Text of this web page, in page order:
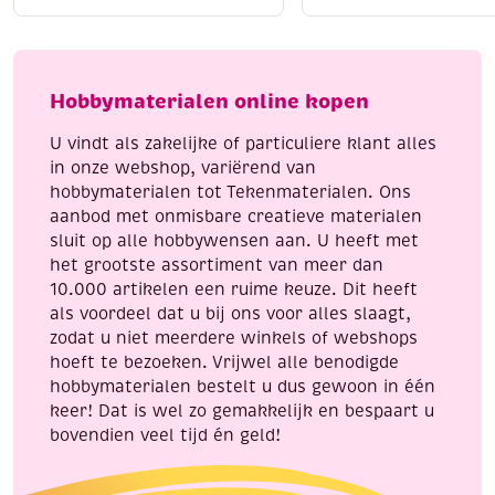
voor behoud van vorm
professionele en luxe uitstraling.
50
felroze
50
korenblauw
Hobbymaterialen online kopen
U vindt als zakelijke of particuliere klant alles
in onze webshop, variërend van
hobbymaterialen tot Tekenmaterialen. Ons
aanbod met onmisbare creatieve materialen
sluit op alle hobbywensen aan. U heeft met
het grootste assortiment van meer dan
10.000 artikelen een ruime keuze. Dit heeft
als voordeel dat u bij ons voor alles slaagt,
zodat u niet meerdere winkels of webshops
hoeft te bezoeken. Vrijwel alle benodigde
hobbymaterialen bestelt u dus gewoon in één
keer! Dat is wel zo gemakkelijk en bespaart u
bovendien veel tijd én geld!